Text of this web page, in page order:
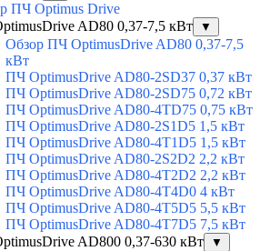
ПЧ Optimus Drive
AD80 0,37-7,5 кВт
▼
Обзор ПЧ OptimusDrive AD80 0,37-7,5
кВт
ПЧ OptimusDrive AD80-2SD37 0,37 кВт
ПЧ OptimusDrive AD80-2SD75 0,72 кВт
ПЧ OptimusDrive AD80-4TD75 0,75 кВт
ПЧ OptimusDrive AD80-2S1D5 1,5 кВт
ПЧ OptimusDrive AD80-4T1D5 1,5 кВт
ПЧ OptimusDrive AD80-2S2D2 2,2 кВт
ПЧ OptimusDrive AD80-4T2D2 2,2 кВт
ПЧ OptimusDrive AD80-4T4D0 4 кВт
ПЧ OptimusDrive AD80-4T5D5 5,5 кВт
ПЧ OptimusDrive AD80-4T7D5 7,5 кВт
AD800 0,37-630 кВт
▼